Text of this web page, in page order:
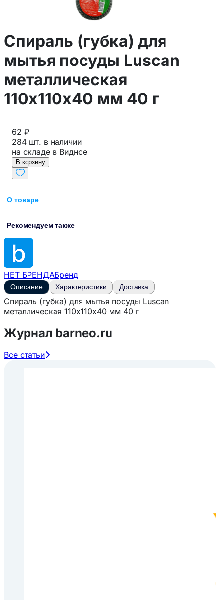
Спираль (губка) для
мытья посуды Luscan
металлическая
110х110х40 мм 40 г
62 ₽
284 шт. в наличии
на складе в Видное
В корзину
О товаре
Рекомендуем также
НЕТ БРЕНДАБренд
Описание Характеристики Доставка
Спираль (губка) для мытья посуды Luscan
металлическая 110х110х40 мм 40 г
Журнал barneo.ru
Все статьи